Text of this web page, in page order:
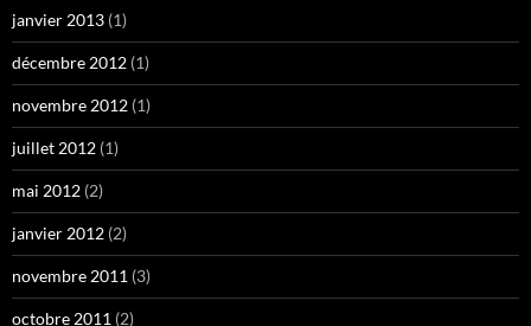
janvier 2013 (1)
décembre 2012 (1)
novembre 2012 (1)
juillet 2012 (1)
mai 2012 (2)
janvier 2012 (2)
novembre 2011 (3)
octobre 2011 (2)